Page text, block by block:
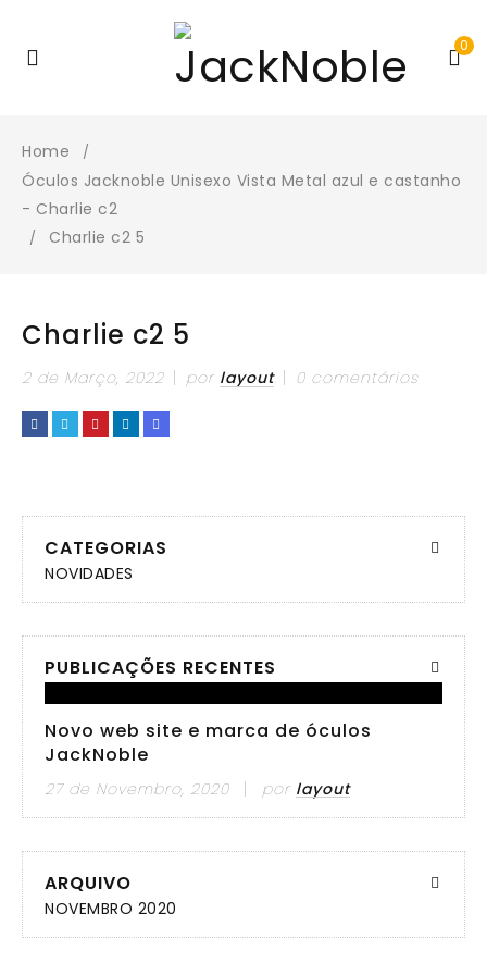
0
Home /
Óculos Jacknoble Unisexo Vista Metal azul e castanho
- Charlie c2
/ Charlie c2 5
Charlie c2 5
2 de Março, 2022 por layout 0 comentários
CATEGORIAS
NOVIDADES
PUBLICAÇÕES RECENTES
Novo web site e marca de óculos
JackNoble
27 de Novembro, 2020 por layout
ARQUIVO
NOVEMBRO 2020